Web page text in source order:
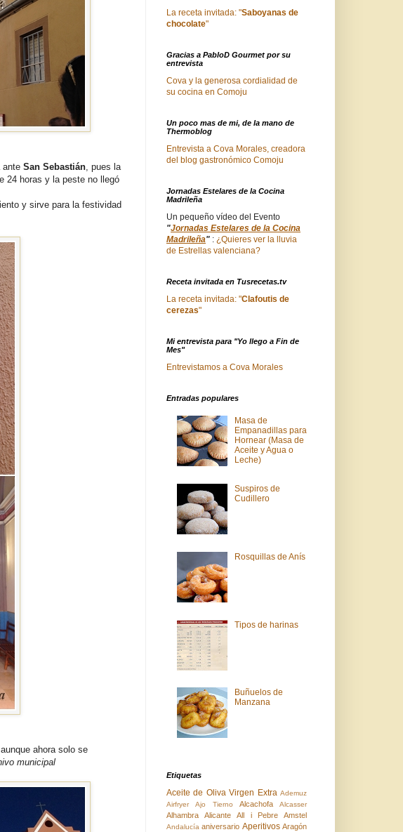
ante San Sebastián , pues la
24 horas y la peste no llegó
y sirve para la festividad
ahora solo se
municipal
La receta invitada: "Saboyanas de
chocolate"
Gracias a PabloD Gourmet por su
entrevista
Cova y la generosa cordialidad de
su cocina en Comoju
Un poco mas de mi, de la mano de
Thermoblog
Entrevista a Cova Morales, creadora
del blog gastronómico Comoju
Jornadas Estelares de la Cocina
Madrileña
Un pequeño vídeo del Evento
"Jornadas Estelares de la Cocina
Madrileña" : ¿Quieres ver la lluvia
de Estrellas valenciana?
Receta invitada en Tusrecetas.tv
La receta invitada: "Clafoutis de
cerezas"
Mi entrevista para "Yo llego a Fin de
Mes"
Entrevistamos a Cova Morales
Entradas populares
Masa de
Empanadillas para
Hornear (Masa de
Aceite y Agua o
Leche)
Suspiros de
Cudillero
Rosquillas de Anís
Tipos de harinas
Buñuelos de
Manzana
Etiquetas
Aceite de Oliva Virgen Extra Ademuz
Airfryer
Ajo Tierno Alcachofa Alcasser
Alhambra Alicante All i Pebre Amstel
Andalucía aniversario Aperitivos Aragón